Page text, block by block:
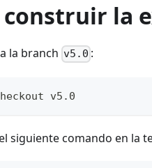
construir la
la branch v5.0 :
v5.0
siguiente comando en la